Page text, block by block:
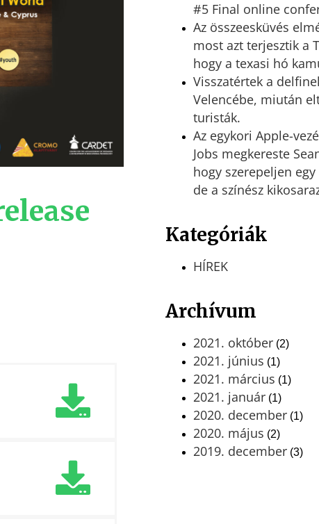
#5 Final online
Az összeesküvés
most azt terjesztik a
hogy a texasi hó
Visszatértek a
Velencébe, miután
turisták.
Az egykori Apple-
Jobs megkereste
hogy szerepeljen
de a színész
Kategóriák
HÍREK
Archívum
2021. október(2)
2021. június (1)
2021. március (1)
2021. január(1)
2020. december(1)
2020. május (2)
2019. december(3)